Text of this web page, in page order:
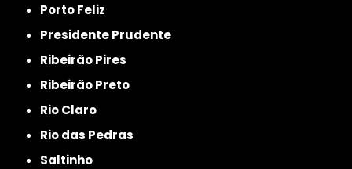
Porto Feliz
Presidente Prudente
Ribeirão Pires
Ribeirão Preto
Rio Claro
Rio das Pedras
Saltinho